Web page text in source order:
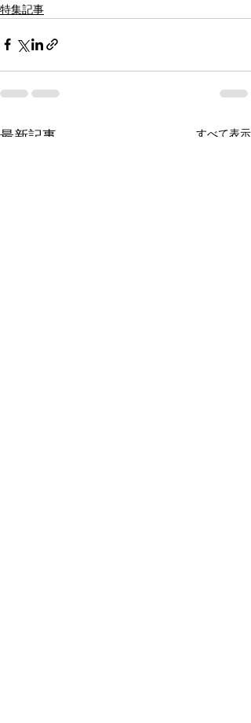
特集記事
最新記事 すべて表示